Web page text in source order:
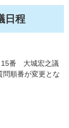
日程
15番 大城宏之議
問順番が変更とな